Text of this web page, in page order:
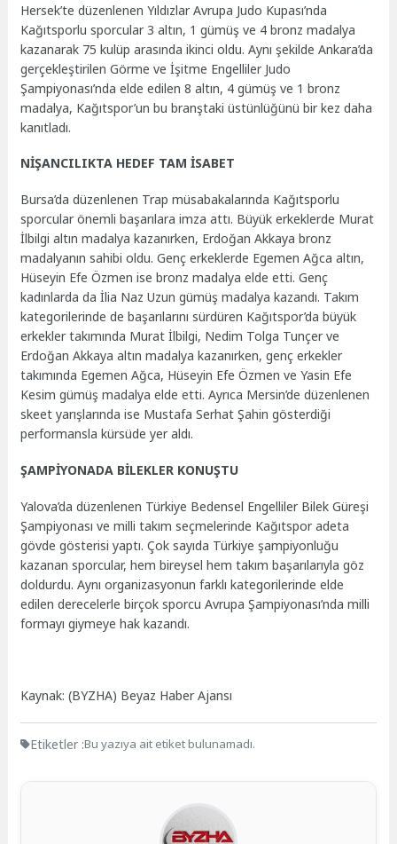
Hersek’te düzenlenen Yıldızlar Avrupa Judo Kupası’nda
Kağıtsporlu sporcular 3 altın, 1 gümüş ve 4 bronz madalya
kazanarak 75 kulüp arasında ikinci oldu. Aynı şekilde Ankara’da
gerçekleştirilen Görme ve İşitme Engelliler Judo
Şampiyonası’nda elde edilen 8 altın, 4 gümüş ve 1 bronz
madalya, Kağıtspor’un bu branştaki üstünlüğünü bir kez daha
kanıtladı.
NİŞANCILIKTA HEDEF TAM İSABET
Bursa’da düzenlenen Trap müsabakalarında Kağıtsporlu
sporcular önemli başarılara imza attı. Büyük erkeklerde Murat
İlbilgi altın madalya kazanırken, Erdoğan Akkaya bronz
madalyanın sahibi oldu. Genç erkeklerde Egemen Ağca altın,
Hüseyin Efe Özmen ise bronz madalya elde etti. Genç
kadınlarda da İlia Naz Uzun gümüş madalya kazandı. Takım
kategorilerinde de başarılarını sürdüren Kağıtspor’da büyük
erkekler takımında Murat İlbilgi, Nedim Tolga Tunçer ve
Erdoğan Akkaya altın madalya kazanırken, genç erkekler
takımında Egemen Ağca, Hüseyin Efe Özmen ve Yasin Efe
Kesim gümüş madalya elde etti. Ayrıca Mersin’de düzenlenen
skeet yarışlarında ise Mustafa Serhat Şahin gösterdiği
performansla kürsüde yer aldı.
ŞAMPİYONADA BİLEKLER KONUŞTU
Yalova’da düzenlenen Türkiye Bedensel Engelliler Bilek Güreşi
Şampiyonası ve milli takım seçmelerinde Kağıtspor adeta
gövde gösterisi yaptı. Çok sayıda Türkiye şampiyonluğu
kazanan sporcular, hem bireysel hem takım başarılarıyla göz
doldurdu. Aynı organizasyonun farklı kategorilerinde elde
edilen derecelerle birçok sporcu Avrupa Şampiyonası’nda milli
formayı giymeye hak kazandı.
Kaynak: (BYZHA) Beyaz Haber Ajansı
Etiketler :Bu yazıya ait etiket bulunamadı.